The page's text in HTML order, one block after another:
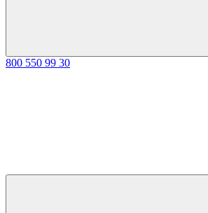
800 550 99 30